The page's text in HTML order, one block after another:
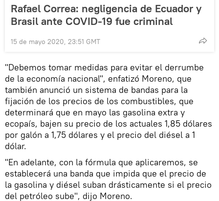
Rafael Correa: negligencia de Ecuador y
Brasil ante COVID-19 fue criminal
15 de mayo 2020, 23:51 GMT
"Debemos tomar medidas para evitar el derrumbe
de la economía nacional", enfatizó Moreno, que
también anunció un sistema de bandas para la
fijación de los precios de los combustibles, que
determinará que en mayo las gasolina extra y
ecopaís, bajen su precio de los actuales 1,85 dólares
por galón a 1,75 dólares y el precio del diésel a 1
dólar.
"En adelante, con la fórmula que aplicaremos, se
establecerá una banda que impida que el precio de
la gasolina y diésel suban drásticamente si el precio
del petróleo sube", dijo Moreno.